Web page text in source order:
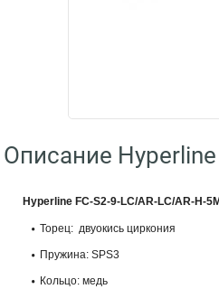
Описание Hyperline
Hyperline FC-S2-9-LC/AR-LC/AR-H-
Торец: двуокись циркония
Пружина: SPS3
Кольцо: медь